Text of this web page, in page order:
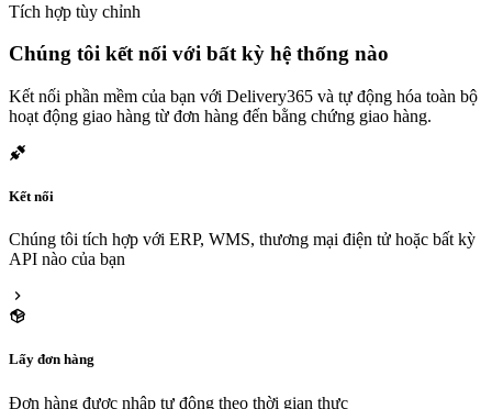
Tích hợp tùy chỉnh
Chúng tôi kết nối với bất kỳ hệ thống nào
Kết nối phần mềm của bạn với Delivery365 và tự động hóa toàn bộ
hoạt động giao hàng từ đơn hàng đến bằng chứng giao hàng.
Kết nối
Chúng tôi tích hợp với ERP, WMS, thương mại điện tử hoặc bất kỳ
API nào của bạn
Lấy đơn hàng
Đơn hàng được nhập tự động theo thời gian thực